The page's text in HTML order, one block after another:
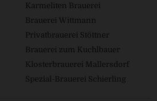
Karmeliten Brauerei
Brauerei Wittmann
Privatbrauerei Stöttner
Brauerei zum Kuchlbauer
Klosterbrauerei Mallersdorf
Spezial-Brauerei Schierling